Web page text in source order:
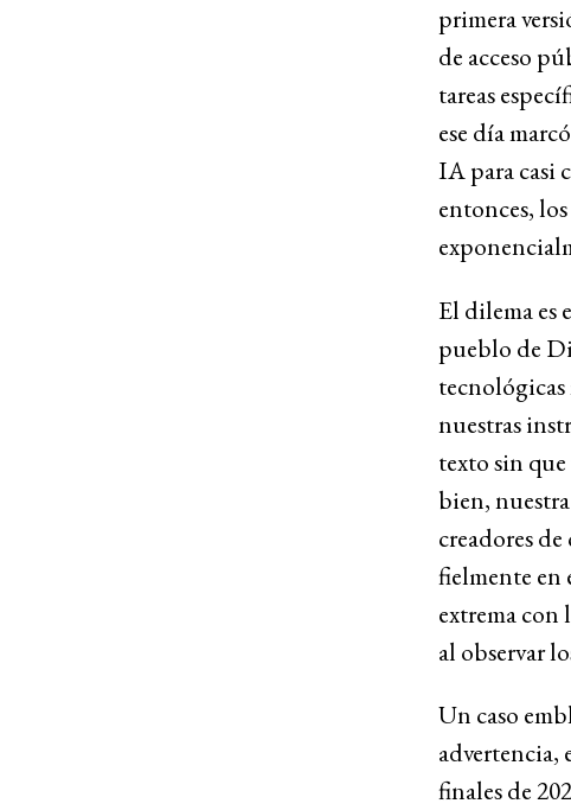
primera
de acceso
tareas
ese día
IA para casi
entonces,
El dilema es
pueblo de
nuestras
texto sin
bien,
creadores
fielmente en
extrema con
al observar
Un caso
advertencia,
finales de